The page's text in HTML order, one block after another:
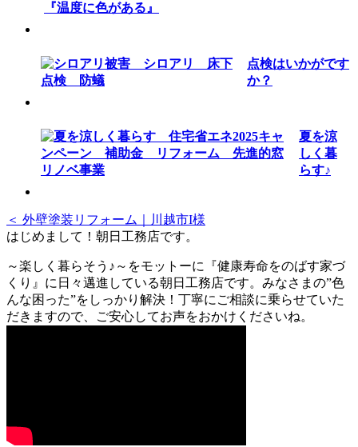
『温度に色がある』
点検はいかがです
か？
夏を涼
しく暮
らす♪
＜ 外壁塗装リフォーム｜川越市I様
はじめまして！朝日工務店です。
～楽しく暮らそう♪～をモットーに『健康寿命をのばす家づ
くり』に日々邁進している朝日工務店です。みなさまの”色
んな困った”をしっかり解決！丁寧にご相談に乗らせていた
だきますので、ご安心してお声をおかけくださいね。